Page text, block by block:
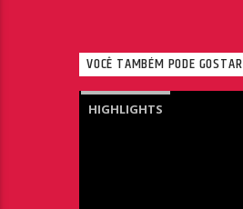
VOCÊ TAMBÉM PODE GOSTAR
HIGHLIGHTS